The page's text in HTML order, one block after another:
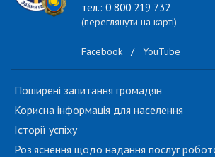
тел.: 0 800 219 732
(переглянути на карті)
Facebook / YouTube
Поширені запитання громадян
Корисна інформація для населення
Історії успіху
Роз'яснення щодо надання послуг